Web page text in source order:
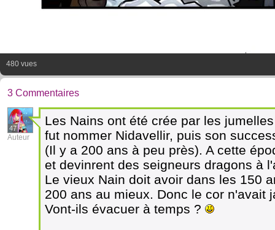
480 vues
3 Commentaires
47
Auteur
Les Nains ont été crée par les
fut nommer Nidavellir, puis son
(Il y a 200 ans à peu près). A cette
et devinrent des seigneurs dragons à
Le vieux Nain doit avoir dans les 150
200 ans au mieux. Donc le cor n'avait
Vont-ils évacuer à temps ?